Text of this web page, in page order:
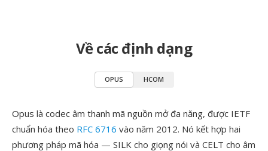
Về các định dạng
OPUS HCOM
Opus là codec âm thanh mã nguồn mở đa năng, được IETF
chuẩn hóa theo RFC 6716 vào năm 2012. Nó kết hợp hai
phương pháp mã hóa — SILK cho giọng nói và CELT cho âm